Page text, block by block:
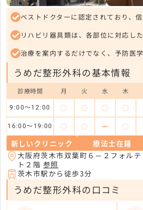
ベストドクターに認定されており、
リハビリ器具類は、各部位に対応し
治療を案内するだけでなく、予防医
うめだ整形外科の基本情報
診療時間 月 火 水 木
9:00～12:00 ◯ ◯ ◯ ◯
16:00～19:00 ◯ ◯ ー ◯
新しいクリニック 療法士在籍
大阪府茨木市双葉町６－２フォル
ト２階 参照
茨木市駅から徒歩3分
うめだ整形外科の口コミ